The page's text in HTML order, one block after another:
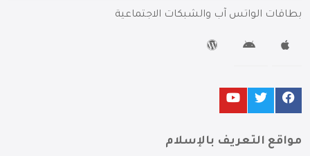
بطاقات الواتس آب والشبكات الاجتماعية
مواقع التعريف بالإسلام